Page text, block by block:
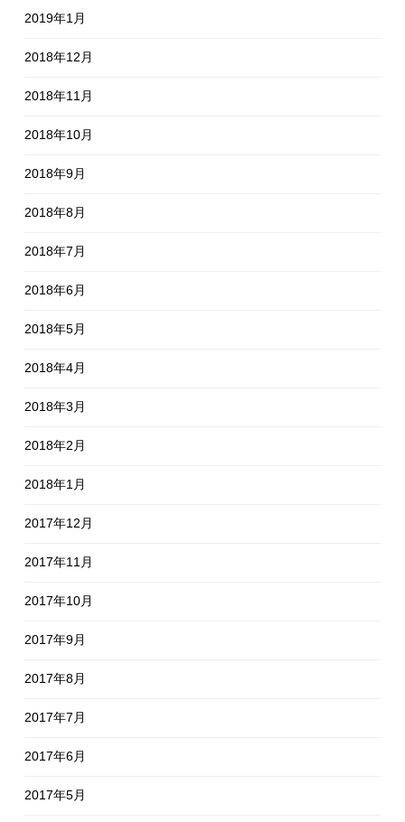
2019年1月
2018年12月
2018年11月
2018年10月
2018年9月
2018年8月
2018年7月
2018年6月
2018年5月
2018年4月
2018年3月
2018年2月
2018年1月
2017年12月
2017年11月
2017年10月
2017年9月
2017年8月
2017年7月
2017年6月
2017年5月